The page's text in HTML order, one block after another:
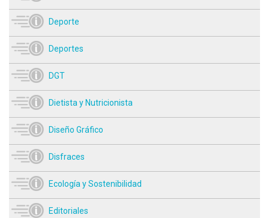
Deporte
Deportes
DGT
Dietista y Nutricionista
Diseño Gráfico
Disfraces
Ecología y Sostenibilidad
Editoriales